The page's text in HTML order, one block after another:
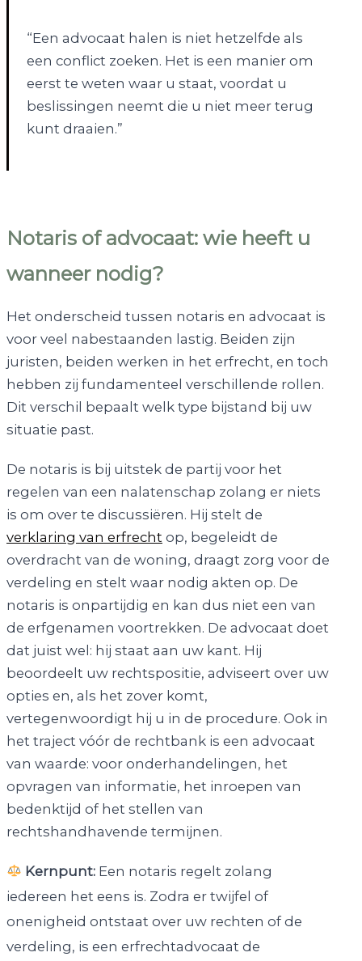
“Een advocaat halen is niet hetzelfde als
een conflict zoeken. Het is een manier om
eerst te weten waar u staat, voordat u
beslissingen neemt die u niet meer terug
kunt draaien.”
Notaris of advocaat: wie heeft u
wanneer nodig?
Het onderscheid tussen notaris en advocaat is
voor veel nabestaanden lastig. Beiden zijn
juristen, beiden werken in het erfrecht, en toch
hebben zij fundamenteel verschillende rollen.
Dit verschil bepaalt welk type bijstand bij uw
situatie past.
De notaris is bij uitstek de partij voor het
regelen van een nalatenschap zolang er niets
is om over te discussiëren. Hij stelt de
verklaring van erfrecht op, begeleidt de
overdracht van de woning, draagt zorg voor de
verdeling en stelt waar nodig akten op. De
notaris is onpartijdig en kan dus niet een van
de erfgenamen voortrekken. De advocaat doet
dat juist wel: hij staat aan uw kant. Hij
beoordeelt uw rechtspositie, adviseert over uw
opties en, als het zover komt,
vertegenwoordigt hij u in de procedure. Ook in
het traject vóór de rechtbank is een advocaat
van waarde: voor onderhandelingen, het
opvragen van informatie, het inroepen van
bedenktijd of het stellen van
rechtshandhavende termijnen.
Kernpunt: Een notaris regelt zolang
iedereen het eens is. Zodra er twijfel of
onenigheid ontstaat over uw rechten of de
verdeling, is een erfrechtadvocaat de